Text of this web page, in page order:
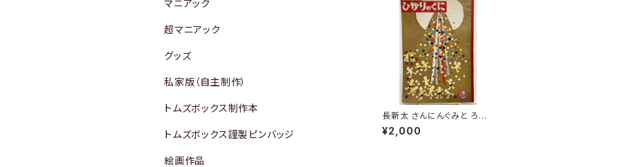
長新太 さんにんぐみと ろー
らーくん 文・村山桂子 ８
ページ掲載 ひかりのくに
¥2,000
マニアック
超マニアック
グッズ
私家版（自主制作）
トムズボックス制作本
トムズボックス謹製ピンバッジ
絵画作品